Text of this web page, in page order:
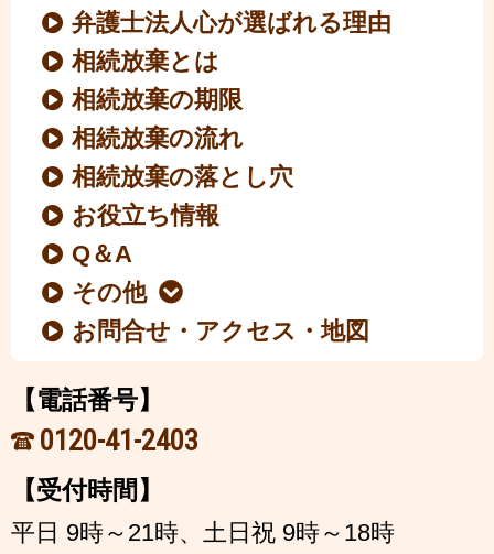
弁護士法人心が選ばれる理由
相続放棄とは
相続放棄の期限
相続放棄の流れ
相続放棄の落とし穴
お役立ち情報
Q＆A
その他
お問合せ・アクセス・地図
【電話番号】
0120-41-2403
【受付時間】
平日 9時～21時、土日祝 9時～18時